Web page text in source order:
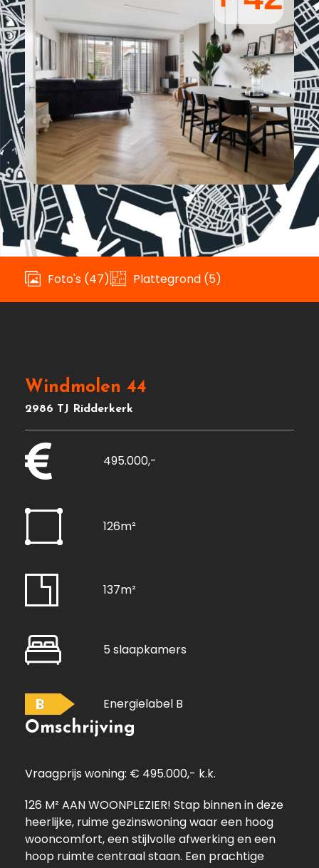
Foto's (47) Plattegrond (5)
Windmolen 44
2986 TJ Ridderkerk
495.000,-
126m²
137m²
5 slaapkamers
B Energielabel B
Omschrijving
Vraagprijs woning: € 495.000,- k.k.
126 M² AAN WOONPLEZIER! Stap binnen in deze
heerlijke, ruime gezinswoning waar een hoog
wooncomfort, een stijlvolle afwerking en een
hoop ruimte centraal staan. Een prachtige